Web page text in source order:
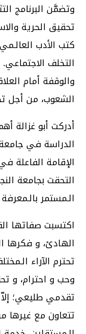
وتضمَّن البرنامج
تحقيق الحرية
كتب الأدب
التخلف
والوقفة أمام
الشعوب، من أجل
أدركت أبو غزالة
الدراسة في
الإقامة الفاعلة
التحقت بجامعة
الـمستمر
اكتسبت صفاتها
الهادئ، و فكرها
تحترم الآراء
وحب و احترام، و
تقدمي طليعي؛ إلاّ
تتعاون مع غيرها